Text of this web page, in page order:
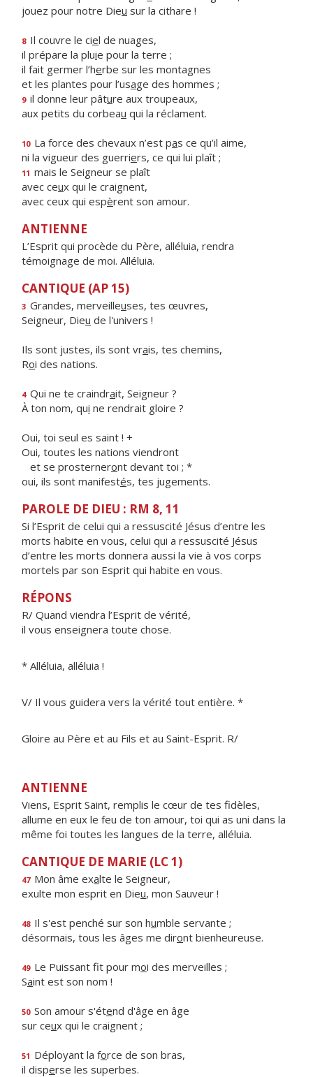
jouez pour notre Dieu sur la cithare !
8 Il couvre le ciel de nuages,
il prépare la pluie pour la terre ;
il fait germer l’herbe sur les montagnes
et les plantes pour l’usage des hommes ;
9 il donne leur pâture aux troupeaux,
aux petits du corbeau qui la réclament.
10 La force des chevaux n’est pas ce qu’il aime,
ni la vigueur des guerriers, ce qui lui plaît ;
11 mais le Seigneur se plaît
avec ceux qui le craignent,
avec ceux qui espèrent son amour.
ANTIENNE
L’Esprit qui procède du Père, alléluia, rendra
témoignage de moi. Alléluia.
CANTIQUE (AP 15)
3 Grandes, merveilleuses, tes œuvres,
Seigneur, Dieu de l'univers !
Ils sont justes, ils sont vrais, tes chemins,
Roi des nations.
4 Qui ne te craindrait, Seigneur ?
À ton nom, qui ne rendrait gloire ?
Oui, toi seul es saint ! +
Oui, toutes les nations viendront
et se prosterneront devant toi ; *
oui, ils sont manifestés, tes jugements.
PAROLE DE DIEU : RM 8, 11
Si l’Esprit de celui qui a ressuscité Jésus d’entre les
morts habite en vous, celui qui a ressuscité Jésus
d’entre les morts donnera aussi la vie à vos corps
mortels par son Esprit qui habite en vous.
RÉPONS
R/ Quand viendra l’Esprit de vérité,
il vous enseignera toute chose.
* Alléluia, alléluia !
V/ Il vous guidera vers la vérité tout entière. *
Gloire au Père et au Fils et au Saint-Esprit. R/
ANTIENNE
Viens, Esprit Saint, remplis le cœur de tes fidèles,
allume en eux le feu de ton amour, toi qui as uni dans la
même foi toutes les langues de la terre, alléluia.
CANTIQUE DE MARIE (LC 1)
47 Mon âme exalte le Seigneur,
exulte mon esprit en Dieu, mon Sauveur !
48 Il s'est penché sur son humble servante ;
désormais, tous les âges me diront bienheureuse.
49 Le Puissant fit pour moi des merveilles ;
Saint est son nom !
50 Son amour s'étend d'âge en âge
sur ceux qui le craignent ;
51 Déployant la force de son bras,
il disperse les superbes.